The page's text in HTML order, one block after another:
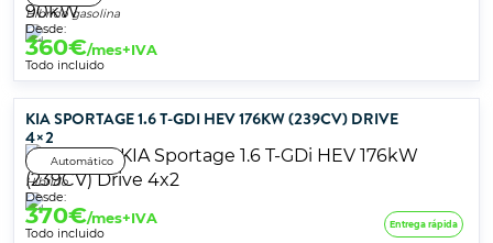
Híbrido gasolina
Desde:
360€/mes+IVA
Todo incluido
KIA SPORTAGE 1.6 T-GDI HEV 176KW (239CV) DRIVE
4×2
Automático
Híbrido
Desde:
370€/mes+IVA
Todo incluido
Entrega rápida